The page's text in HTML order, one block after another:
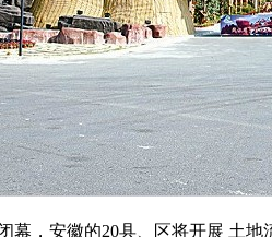
幕，安徽的20县、区将开展 土